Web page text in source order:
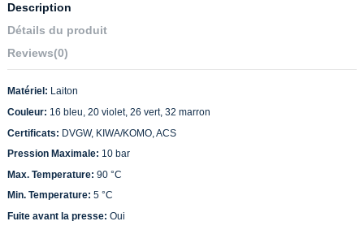
Description
Détails du produit
Reviews(0)
Matériel: Laiton
Couleur: 16 bleu, 20 violet, 26 vert, 32 marron
Certificats: DVGW, KIWA/KOMO, ACS
Pression Maximale: 10 bar
Max. Temperature: 90 °C
Min. Temperature: 5 °C
Fuite avant la presse: Oui